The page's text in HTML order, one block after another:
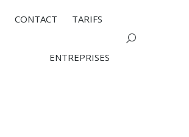
CONTACT TARIFS
ENTREPRISES
Search: